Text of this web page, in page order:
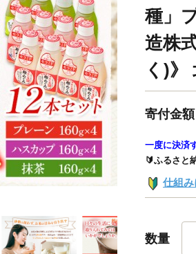
種」
造株
く)》
寄付金額
一度に決済
🔰ふるさと
仕組
数量